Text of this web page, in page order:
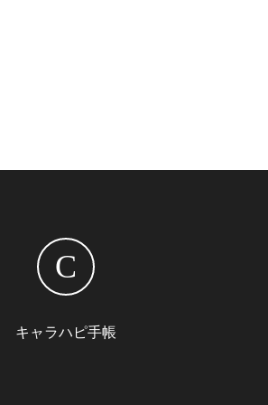
C
キャラハピ手帳